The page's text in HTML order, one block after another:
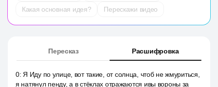
Какая основная идея?
Перескажи видео
Пересказ Расшифровка
0: Я Иду по улице, вот такие, от солнца, чтоб не жмуриться,
я натянул пенду, а в стёклах отражаются ивы вороны за